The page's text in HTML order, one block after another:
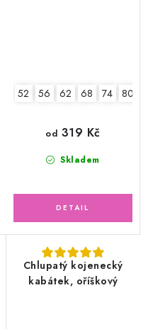
8652 56 62 68 74 80
Skladem
od 319 Kč
Chlupatý kojenecký
kabátek, oříškový